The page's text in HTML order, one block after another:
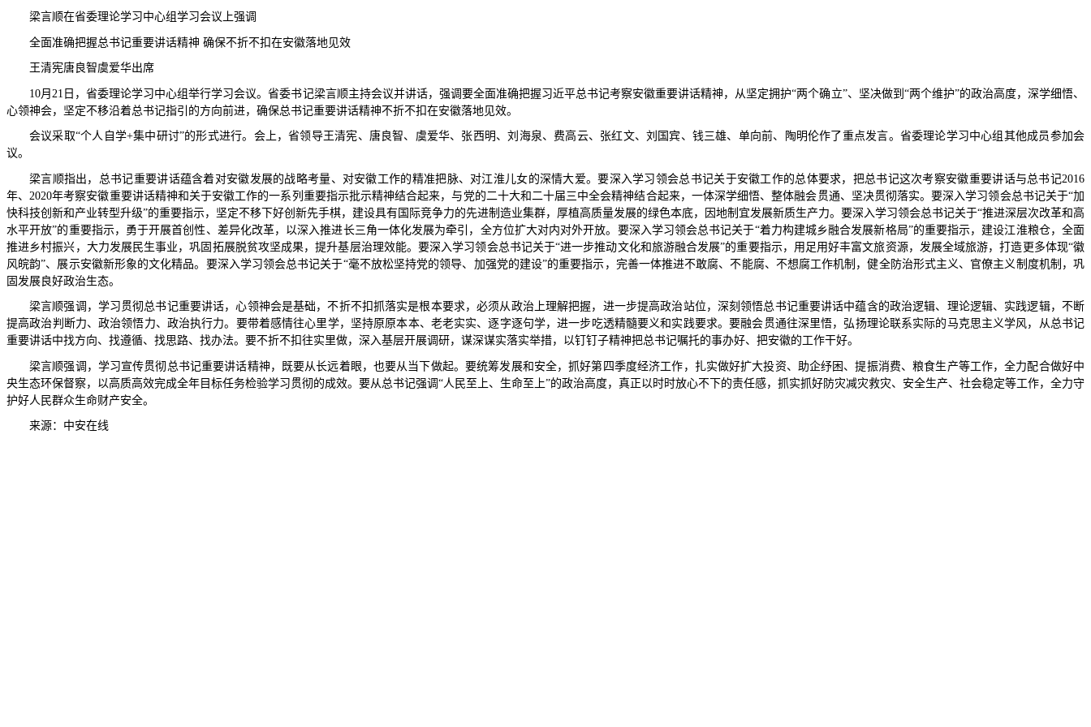
梁言顺在省委理论学习中心组学习会议上强调
全面准确把握总书记重要讲话精神 确保不折不扣在安徽落地见效
王清宪唐良智虞爱华出席
10月21日，省委理论学习中心组举行学习会议。省委书记梁言顺主持会议并讲话，强调要全面准确把握习近平总书记考察安徽重要讲话精神，从坚定拥护“两个确立”、坚决做到“两个维护”的政治高度，深学细悟、
心领神会，坚定不移沿着总书记指引的方向前进，确保总书记重要讲话精神不折不扣在安徽落地见效。
会议采取“个人自学+集中研讨”的形式进行。会上，省领导王清宪、唐良智、虞爱华、张西明、刘海泉、费高云、张红文、刘国宾、钱三雄、单向前、陶明伦作了重点发言。省委理论学习中心组其他成员参加会
议。
梁言顺指出，总书记重要讲话蕴含着对安徽发展的战略考量、对安徽工作的精准把脉、对江淮儿女的深情大爱。要深入学习领会总书记关于安徽工作的总体要求，把总书记这次考察安徽重要讲话与总书记2016
年、2020年考察安徽重要讲话精神和关于安徽工作的一系列重要指示批示精神结合起来，与党的二十大和二十届三中全会精神结合起来，一体深学细悟、整体融会贯通、坚决贯彻落实。要深入学习领会总书记关于“加
快科技创新和产业转型升级”的重要指示，坚定不移下好创新先手棋，建设具有国际竞争力的先进制造业集群，厚植高质量发展的绿色本底，因地制宜发展新质生产力。要深入学习领会总书记关于“推进深层次改革和高
水平开放”的重要指示，勇于开展首创性、差异化改革，以深入推进长三角一体化发展为牵引，全方位扩大对内对外开放。要深入学习领会总书记关于“着力构建城乡融合发展新格局”的重要指示，建设江淮粮仓，全面
推进乡村振兴，大力发展民生事业，巩固拓展脱贫攻坚成果，提升基层治理效能。要深入学习领会总书记关于“进一步推动文化和旅游融合发展”的重要指示，用足用好丰富文旅资源，发展全域旅游，打造更多体现“徽
风皖韵”、展示安徽新形象的文化精品。要深入学习领会总书记关于“毫不放松坚持党的领导、加强党的建设”的重要指示，完善一体推进不敢腐、不能腐、不想腐工作机制，健全防治形式主义、官僚主义制度机制，巩
固发展良好政治生态。
梁言顺强调，学习贯彻总书记重要讲话，心领神会是基础，不折不扣抓落实是根本要求，必须从政治上理解把握，进一步提高政治站位，深刻领悟总书记重要讲话中蕴含的政治逻辑、理论逻辑、实践逻辑，不断
提高政治判断力、政治领悟力、政治执行力。要带着感情往心里学，坚持原原本本、老老实实、逐字逐句学，进一步吃透精髓要义和实践要求。要融会贯通往深里悟，弘扬理论联系实际的马克思主义学风，从总书记
重要讲话中找方向、找遵循、找思路、找办法。要不折不扣往实里做，深入基层开展调研，谋深谋实落实举措，以钉钉子精神把总书记嘱托的事办好、把安徽的工作干好。
梁言顺强调，学习宣传贯彻总书记重要讲话精神，既要从长远着眼，也要从当下做起。要统筹发展和安全，抓好第四季度经济工作，扎实做好扩大投资、助企纾困、提振消费、粮食生产等工作，全力配合做好中
央生态环保督察，以高质高效完成全年目标任务检验学习贯彻的成效。要从总书记强调“人民至上、生命至上”的政治高度，真正以时时放心不下的责任感，抓实抓好防灾减灾救灾、安全生产、社会稳定等工作，全力守
护好人民群众生命财产安全。
来源：中安在线